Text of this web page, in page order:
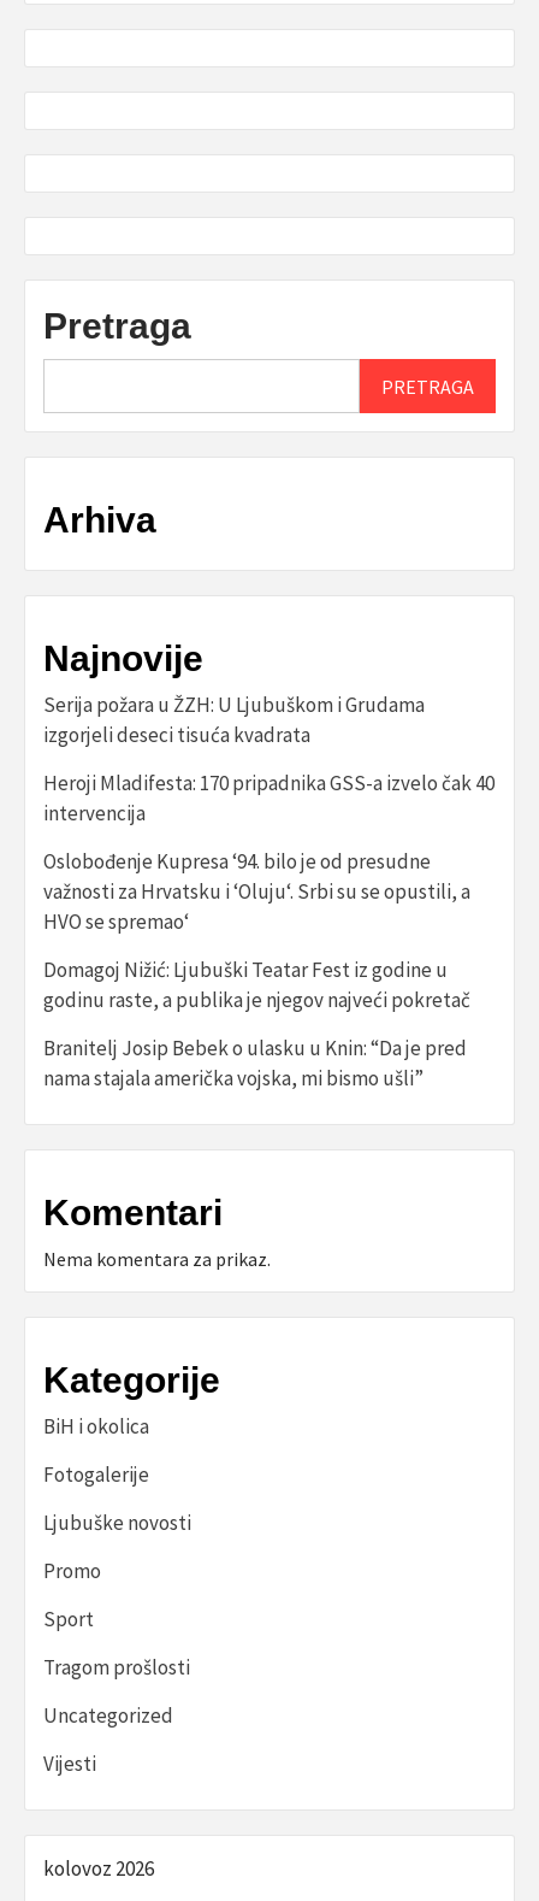
Pretraga
PRETRAGA
Arhiva
Najnovije
Serija požara u ŽZH: U Ljubuškom i Grudama
izgorjeli deseci tisuća kvadrata
Heroji Mladifesta: 170 pripadnika GSS-a izvelo čak 40
intervencija
Oslobođenje Kupresa ‘94. bilo je od presudne
važnosti za Hrvatsku i ‘Oluju‘. Srbi su se opustili, a
HVO se spremao‘
Domagoj Nižić: Ljubuški Teatar Fest iz godine u
godinu raste, a publika je njegov najveći pokretač
Branitelj Josip Bebek o ulasku u Knin: “Da je pred
nama stajala američka vojska, mi bismo ušli”
Komentari
Nema komentara za prikaz.
Kategorije
BiH i okolica
Fotogalerije
Ljubuške novosti
Promo
Sport
Tragom prošlosti
Uncategorized
Vijesti
kolovoz 2026